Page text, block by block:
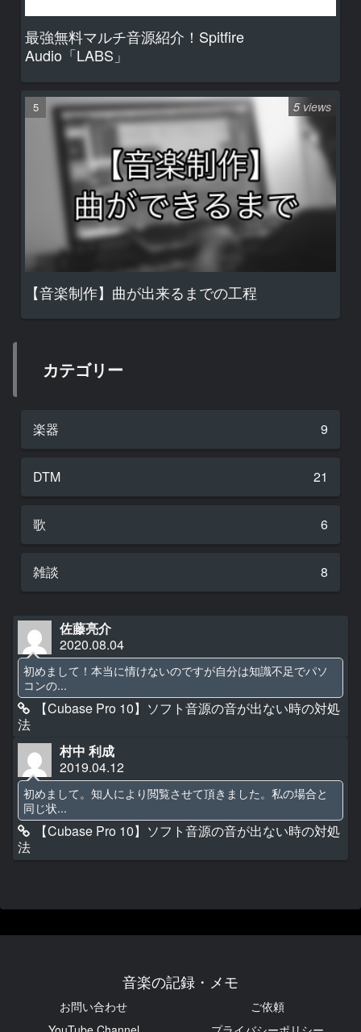
最強無料マルチ音源紹介！Spitfire
Audio「LABS」
【音楽制作】曲が出来るまでの工程
5 views
カテゴリー
楽器 9
DTM 21
歌 6
雑談 8
佐藤亮介
2020.08.04
初めまして！本当に情けないのですが自分は知識不足でパソ
コンの...
【Cubase Pro 10】ソフト音源の音が出ない時の対処
法
村中 利成
2019.04.12
初めまして。知人により閲覧させて頂きました。私の場合と
同じ状...
【Cubase Pro 10】ソフト音源の音が出ない時の対処
法
音楽の記録・メモ
お問い合わせ
ご依頼